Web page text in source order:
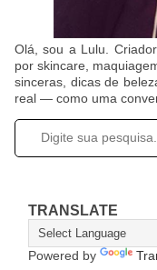
Olá, sou a Lulu.
por skincare,
sinceras, dicas de
real — como uma
TRANSLATE
Powered by